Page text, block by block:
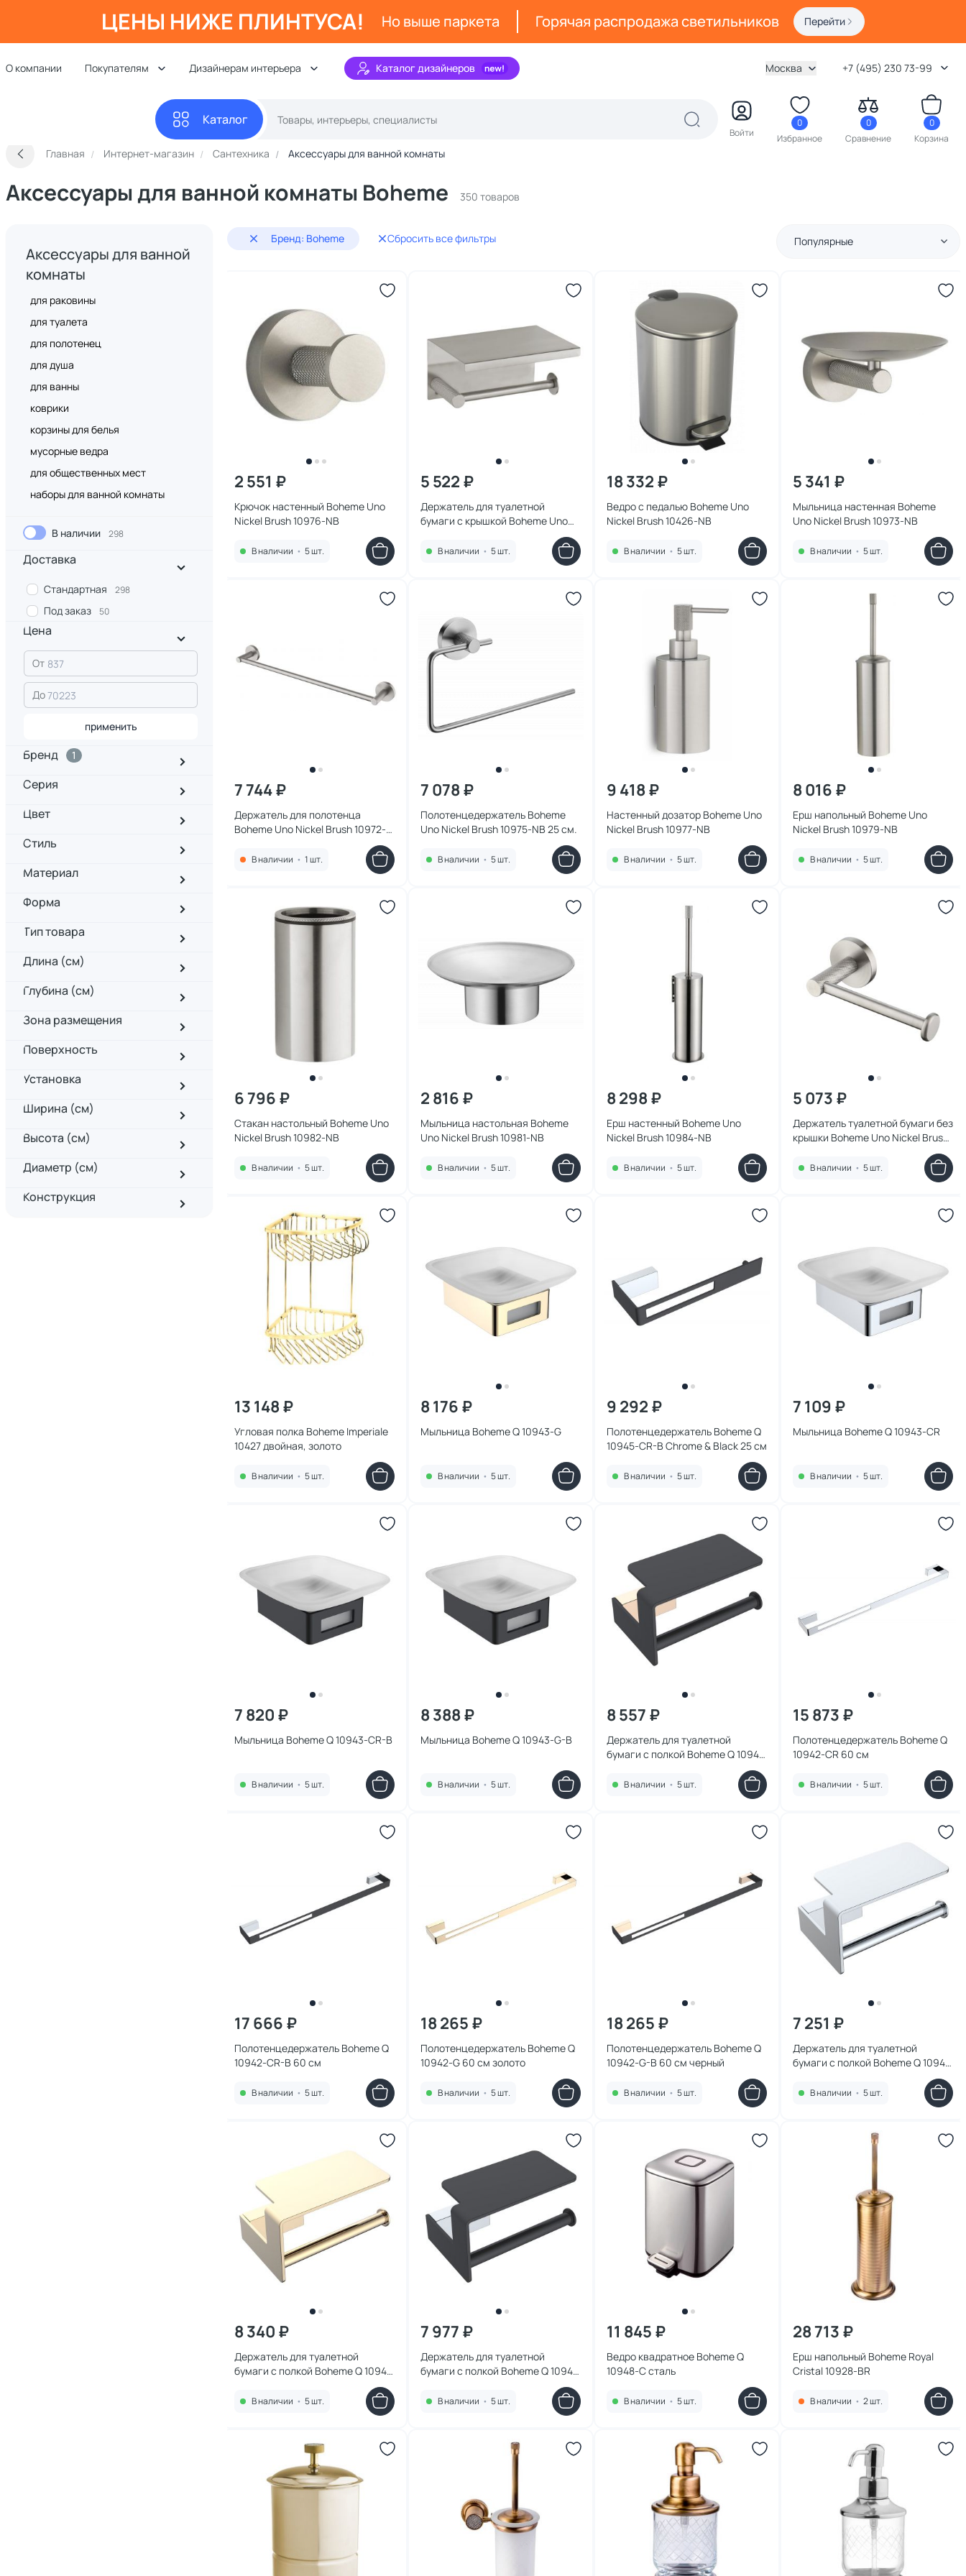
ЦЕНЫ НИЖЕ ПЛИНТУСА! Но выше паркета Горячая распродажа светильников Перейти
О компании Покупателям Дизайнерам интерьера Каталог дизайнеров Москва +7 (495) 230 73-99
Каталог
Войти
0
Избранное
0
Сравнение
0
Корзина
Главная Интернет-магазин Сантехника Аксессуары для ванной комнаты
Аксессуары для ванной комнаты Boheme 350 товаров
Аксессуары для ванной
комнаты
для раковины
для туалета
для полотенец
для душа
для ванны
коврики
корзины для белья
мусорные ведра
для общественных мест
наборы для ванной комнаты
В наличии 298
Доставка
Стандартная 298
Под заказ 50
Цена
От
До
применить
Бренд 1
Серия
Цвет
Стиль
Материал
Форма
Тип товара
Длина (см)
Глубина (см)
Зона размещения
Поверхность
Установка
Ширина (см)
Высота (см)
Диаметр (см)
Конструкция
Бренд: Boheme Сбросить все фильтры Популярные
2 551 ₽
Крючок настенный Boheme Uno
Nickel Brush 10976-NB
В наличии • 5 шт.
5 522 ₽
Держатель для туалетной
бумаги с крышкой Boheme Uno
В наличии • 5 шт.
18 332 ₽
Ведро с педалью Boheme Uno
Nickel Brush 10426-NB
В наличии • 5 шт.
5 341 ₽
Мыльница настенная Boheme
Uno Nickel Brush 10973-NB
В наличии • 5 шт.
7 744 ₽
Держатель для полотенца
Boheme Uno Nickel Brush 10972-
В наличии • 1 шт.
7 078 ₽
Полотенцедержатель Boheme
Uno Nickel Brush 10975-NB 25 см.
В наличии • 5 шт.
9 418 ₽
Настенный дозатор Boheme Uno
Nickel Brush 10977-NB
В наличии • 5 шт.
8 016 ₽
Ерш напольный Boheme Uno
Nickel Brush 10979-NB
В наличии • 5 шт.
6 796 ₽
Стакан настольный Boheme Uno
Nickel Brush 10982-NB
В наличии • 5 шт.
2 816 ₽
Мыльница настольная Boheme
Uno Nickel Brush 10981-NB
В наличии • 5 шт.
8 298 ₽
Ерш настенный Boheme Uno
Nickel Brush 10984-NB
В наличии • 5 шт.
5 073 ₽
Держатель туалетной бумаги без
крышки Boheme Uno Nickel Brush
В наличии • 5 шт.
13 148 ₽
Угловая полка Boheme Imperiale
10427 двойная, золото
В наличии • 5 шт.
8 176 ₽
Мыльница Boheme Q 10943-G
В наличии • 5 шт.
9 292 ₽
Полотенцедержатель Boheme Q
10945-CR-B Сhrome & Black 25 см
В наличии • 5 шт.
7 109 ₽
Мыльница Boheme Q 10943-CR
В наличии • 5 шт.
7 820 ₽
Мыльница Boheme Q 10943-CR-B
В наличии • 5 шт.
8 388 ₽
Мыльница Boheme Q 10943-G-B
В наличии • 5 шт.
8 557 ₽
Держатель для туалетной
бумаги с полкой Boheme Q 10941-
В наличии • 5 шт.
15 873 ₽
Полотенцедержатель Boheme Q
10942-CR 60 см
В наличии • 5 шт.
17 666 ₽
Полотенцедержатель Boheme Q
10942-CR-B 60 см
В наличии • 5 шт.
18 265 ₽
Полотенцедержатель Boheme Q
10942-G 60 см золото
В наличии • 5 шт.
18 265 ₽
Полотенцедержатель Boheme Q
10942-G-B 60 см черный
В наличии • 5 шт.
7 251 ₽
Держатель для туалетной
бумаги с полкой Boheme Q 10941-
В наличии • 5 шт.
8 340 ₽
Держатель для туалетной
бумаги с полкой Boheme Q 10941-
В наличии • 5 шт.
7 977 ₽
Держатель для туалетной
бумаги с полкой Boheme Q 10941-
В наличии • 5 шт.
11 845 ₽
Ведро квадратное Boheme Q
10948-C сталь
В наличии • 5 шт.
28 713 ₽
Ерш напольный Boheme Royal
Cristal 10928-BR
В наличии • 2 шт.